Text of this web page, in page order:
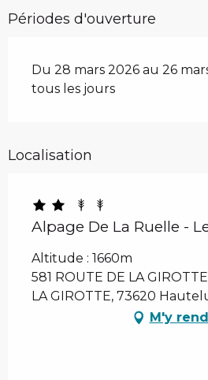
Périodes d'ouverture
Du 28 mars 2026 au 26
tous les jours
Localisation
Alpage De La Ruelle -
Altitude : 1660m
581 ROUTE DE LA
LA GIROTTE, 73620
M'y